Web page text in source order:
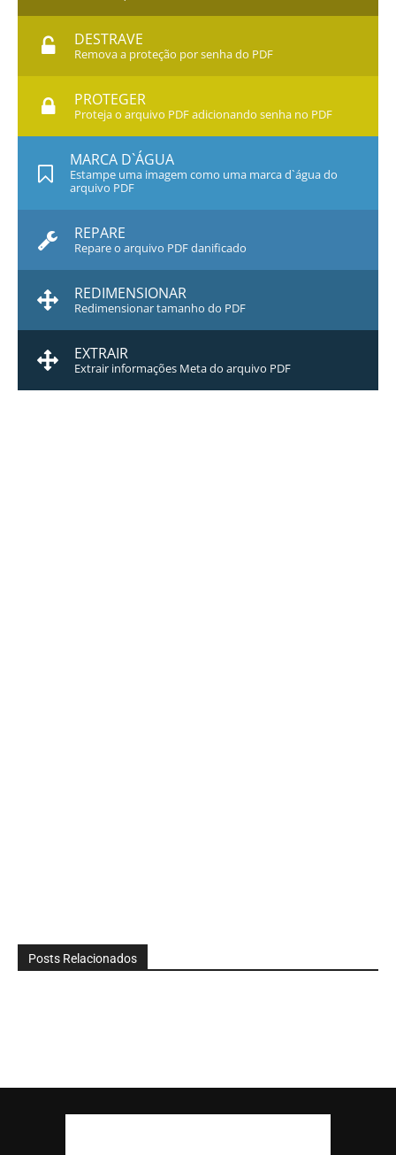
DESTRAVE
Remova a proteção por senha do PDF
PROTEGER
Proteja o arquivo PDF adicionando senha no PDF
MARCA D`ÁGUA
Estampe uma imagem como uma marca d`água do
arquivo PDF
REPARE
Repare o arquivo PDF danificado
REDIMENSIONAR
Redimensionar tamanho do PDF
EXTRAIR
Extrair informações Meta do arquivo PDF
Posts Relacionados